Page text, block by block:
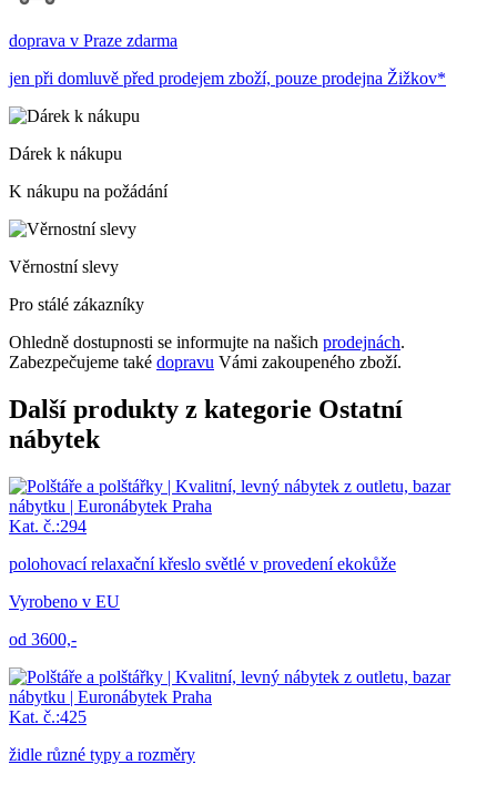
doprava v Praze zdarma
jen při domluvě před prodejem zboží, pouze prodejna Žižkov*
Dárek k nákupu
K nákupu na požádání
Věrnostní slevy
Pro stálé zákazníky
Ohledně dostupnosti se informujte na našich prodejnách.
Zabezpečujeme také dopravu Vámi zakoupeného zboží.
Další produkty z kategorie Ostatní
nábytek
Kat. č.:294
polohovací relaxační křeslo světlé v provedení ekokůže
Vyrobeno v EU
od 3600,-
Kat. č.:425
židle různé typy a rozměry